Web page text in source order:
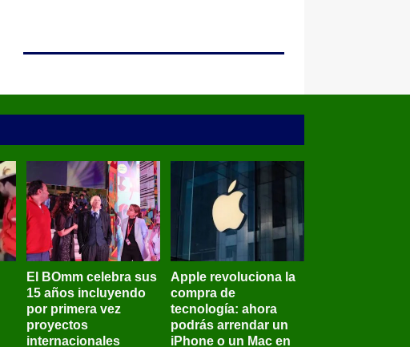
El BOmm celebra sus
15 años incluyendo
por primera vez
proyectos
internacionales
Apple revoluciona la
compra de
tecnología: ahora
podrás arrendar un
iPhone o un Mac en